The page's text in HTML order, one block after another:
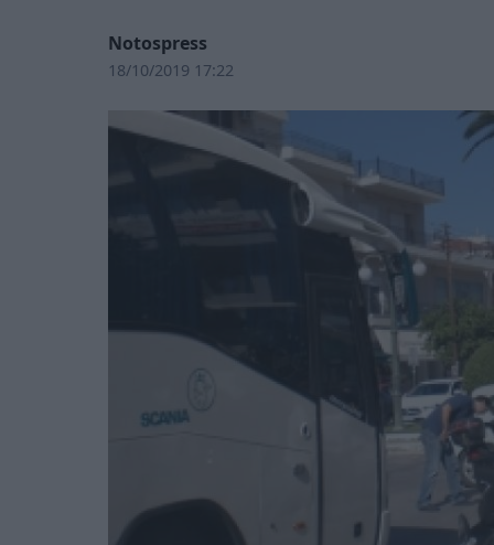
Notospress
18/10/2019 17:22